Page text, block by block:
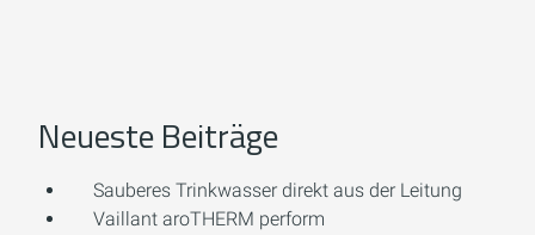
Neueste Beiträge
Sauberes Trinkwasser direkt aus der Leitung
Vaillant aroTHERM perform